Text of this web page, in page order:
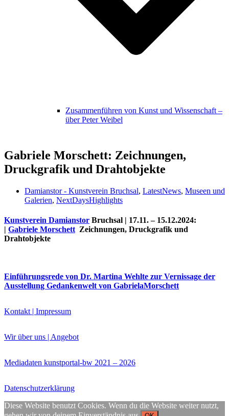
Zusammenführen von Kunst und Wissenschaft –
über Peter Weibel
Harald Schwiers
Gabriele Morschett: Zeichnungen,
Druckgrafik und Drahtobjekte
Damianstor - Kunstverein Bruchsal, LatestNews, Museen und
Galerien, NextDaysHighlights
Kunstverein Damianstor Bruchsal | 17.11. – 15.12.2024:
| Gabriele Morschett Zeichnungen, Druckgrafik und
Drahtobjekte
Einführungsrede von Dr. Martina Wehlte zur Vernissage der
Ausstellung Gedankenwelt von GabrielaMorschett
Kontakt | Impressum
Wir über uns | Angebot
Mediadaten kunstportal-bw 2021 – 2026
Datenschutzerklärung
Diese Website benutzt Cookies. Wenn du die Website weiter nutzt,